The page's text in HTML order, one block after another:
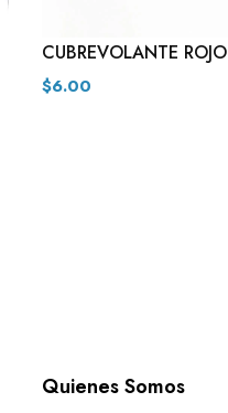
CUBREVOLANTE ROJO
$6.00
Quienes Somos